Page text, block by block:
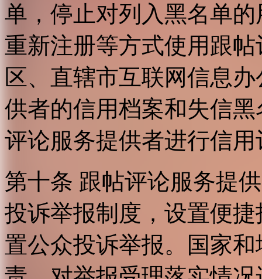
单，停止对列入黑名单
重新注册等方式使用跟
区、直辖市互联网信息
供者的信用档案和失信
评论服务提供者进行信用
第十条 跟帖评论服务提
投诉举报制度，设置便
置公众投诉举报。国家